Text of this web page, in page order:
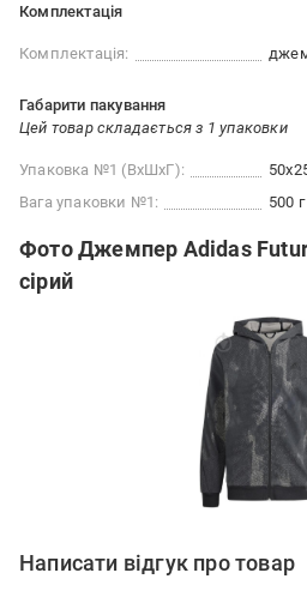
Комплектація
Комплектація:
Габарити пакування
Цей товар складається з 1 упаковки
Упаковка №1 (ВхШхГ):
Вага упаковки №1:
500 г
Фото Джемпер Adidas
сірий
Написати відгук про товар